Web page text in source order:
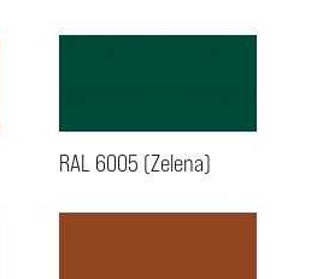
RAL 6005 (Zelena)